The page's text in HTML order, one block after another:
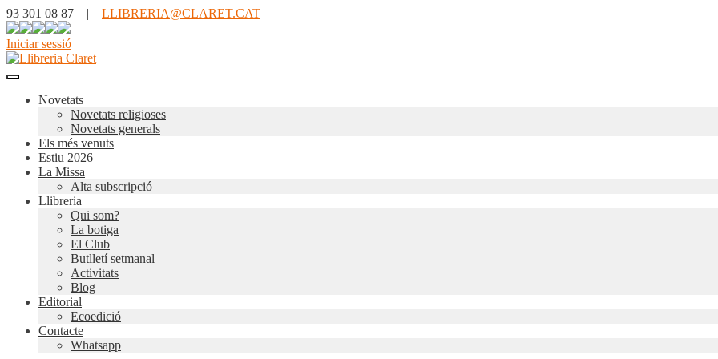
93 301 08 87 | LLIBRERIA@CLARET.CAT
Iniciar sessió
Novetats
Novetats religioses
Novetats generals
Els més venuts
Estiu 2026
La Missa
Alta subscripció
Llibreria
Qui som?
La botiga
El Club
Butlletí setmanal
Activitats
Blog
Editorial
Ecoedició
Contacte
Whatsapp